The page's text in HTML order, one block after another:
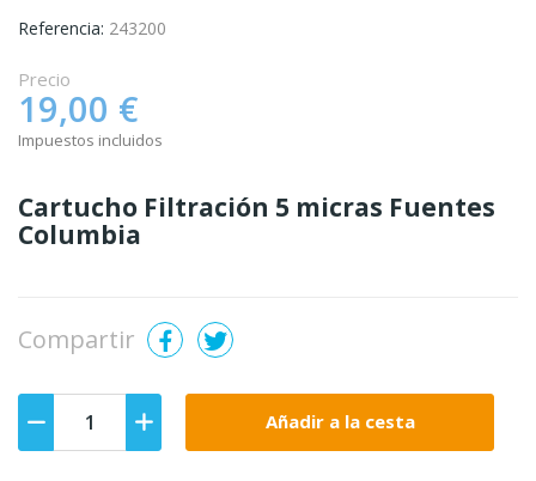
Referencia: 243200
Precio
19,00 €
Impuestos incluidos
Cartucho Filtración 5 micras Fuentes
Columbia
Compartir
Añadir a la cesta